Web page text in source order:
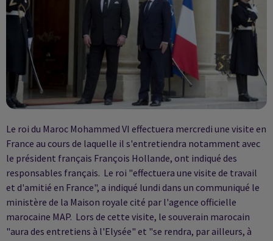
Le roi du Maroc Mohammed VI effectuera mercredi une visite en
France au cours de laquelle il s'entretiendra notamment avec
le président français François Hollande, ont indiqué des
responsables français. Le roi "effectuera une visite de travail
et d'amitié en France", a indiqué lundi dans un communiqué le
ministère de la Maison royale cité par l'agence officielle
marocaine MAP. Lors de cette visite, le souverain marocain
"aura des entretiens à l'Elysée" et "se rendra, par ailleurs, à